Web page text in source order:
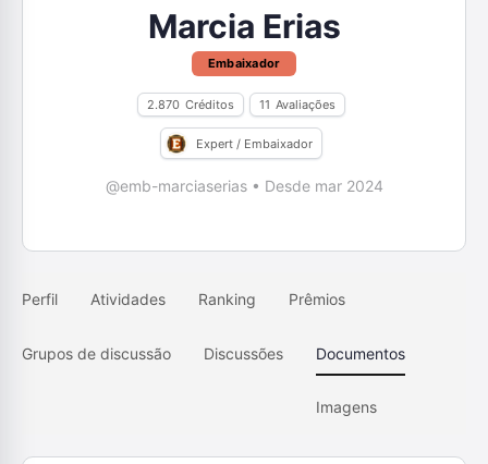
Marcia Erias
Embaixador
2.870 Créditos 11 Avaliações
Expert / Embaixador
@emb-marciaserias • Desde mar 2024
Perfil Atividades Ranking Prêmios
Grupos de discussão Discussões Documentos
Imagens